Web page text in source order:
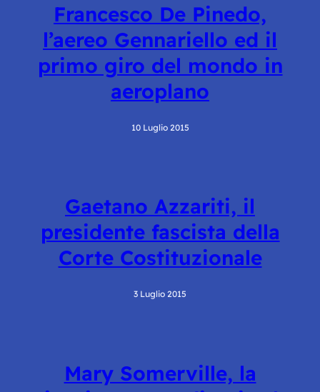
Francesco De Pinedo,
l’aereo Gennariello ed il
primo giro del mondo in
aeroplano
10 Luglio 2015
Gaetano Azzariti, il
presidente fascista della
Corte Costituzionale
3 Luglio 2015
Mary Somerville, la